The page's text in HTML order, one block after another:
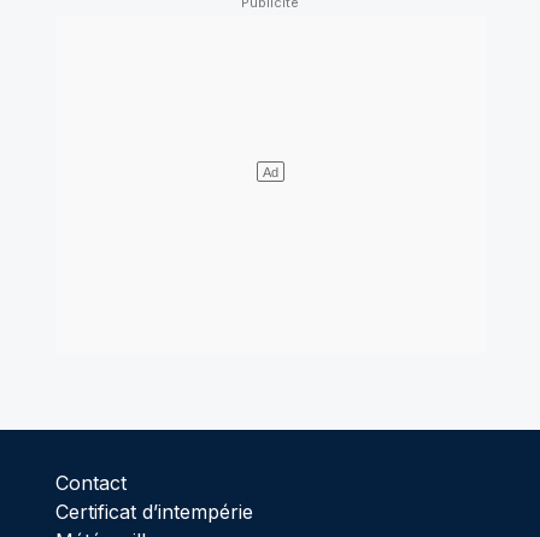
Contact
Certificat d’intempérie